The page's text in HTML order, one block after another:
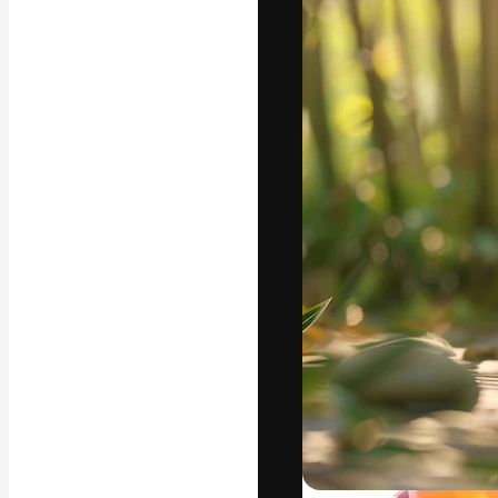
La
migliori lavori.
creativi,
Copyright © 2010-